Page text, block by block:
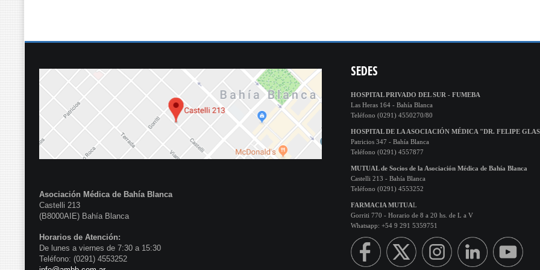
Asociación Médica de Bahía Blanca
Castelli 213
(B8000AIE) Bahía Blanca
Horarios de Atención:
De lunes a viernes de 7:30 a 15:30
Teléfono: (0291) 4553252
SEDES
HOSPITAL PRIVADO DEL SUR - FUMEBA
Las Heras 164 - Bahía Blanca
Teléfono (0291) 4550270/80
HOSPITAL DE LA ASOCIACIÓN MÉDICA "DR. FELIPE
Patricios 347 - Bahía Blanca
Teléfono (0291) 4557877
MUTUAL de Socios de la Asociación Médica de Bahía Blanca
Castelli 213 - Bahía Blanca
Teléfono (0291) 4553252
FARMACIA MUTUAL
Gorriti 770 - Horario de 8 a 20 hs. de L a V
Whatsapp: +54 9 291 5359751